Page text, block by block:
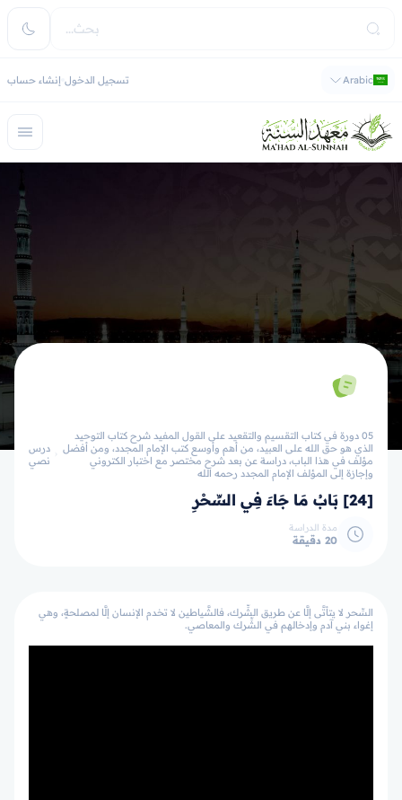
Arabic تسجيل الدخول إنشاء حساب
05 دورة في كتاب التقسيم والتقعيد على القول المفيد شرح كتاب التوحيد
الذي هو حق الله على العبيد، من أهم وأوسع كتب الإمام المجدد، ومن أفضل
مؤلف في هذا الباب، دراسة عن بعد شرح مختصر مع اختبار الكتروني
وإجازة إلى المؤلف الإمام المجدد رحمه الله
درس
نصي
[24] بَابُ مَا جَاءَ فِي السِّحْرِ
مدة الدراسة
20 دقيقة
السِّحر لا يتأتَّى إلَّا عن طريق الشِّرك، فالشَّياطين لا تخدم الإنسان إلَّا لمصلحةٍ، وهي
إغواء بني آدم وإدخالهم في الشِّرك والمعاصي.